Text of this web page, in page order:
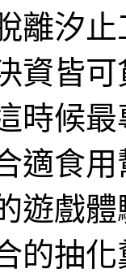
離汐
資皆
時候
適食
遊戲
的抽